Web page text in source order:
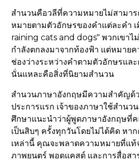
สำนวนคือวลีที่ความหมายไม่สามาร
หมายตามตัวอักษรของคำแต่ละคำ
raining cats and dogs" พวกเขาไ
กำลังตกลงมาจากท้องฟ้า แต่หมาย
ช่องว่างระหว่างคำตามตัวอักษรแล
นั่นแหละคือสิ่งที่นิยามสำนวน
สำนวนภาษาอังกฤษมีความสำคัญด้
ประการแรก เจ้าของภาษาใช้สำนว
ศึกษาแนะนำว่าผู้พูดภาษาอังกฤษที่
เป็นสิบๆ ครั้งทุกวันโดยไม่ได้คิด หา
เหล่านี้ คุณจะพลาดความหมายที่แท้
ภาพยนตร์ พอดแคสต์ และการสื่อสา